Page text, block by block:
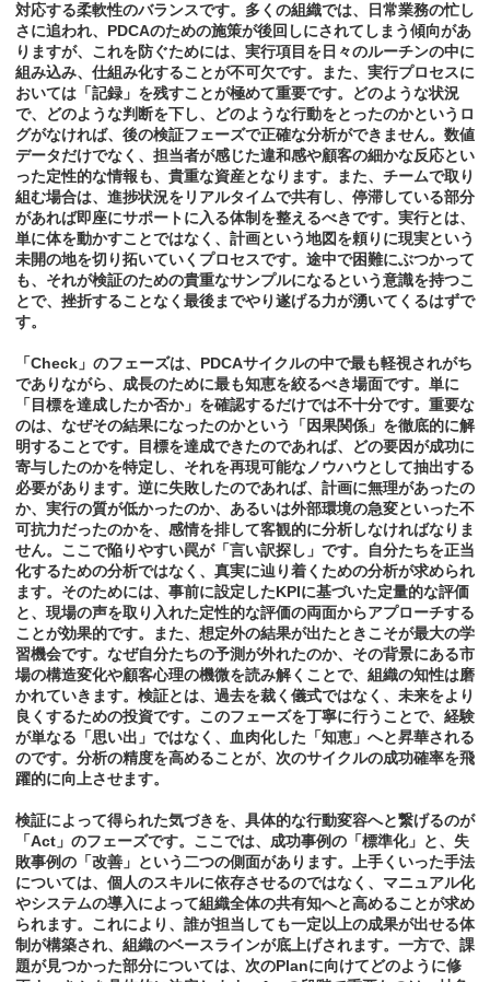
対応する柔軟性のバランスです。多くの組織では、日常業務の忙し
さに追われ、PDCAのための施策が後回しにされてしまう傾向があ
りますが、これを防ぐためには、実行項目を日々のルーチンの中に
組み込み、仕組み化することが不可欠です。また、実行プロセスに
おいては「記録」を残すことが極めて重要です。どのような状況
で、どのような判断を下し、どのような行動をとったのかというロ
グがなければ、後の検証フェーズで正確な分析ができません。数値
データだけでなく、担当者が感じた違和感や顧客の細かな反応とい
った定性的な情報も、貴重な資産となります。また、チームで取り
組む場合は、進捗状況をリアルタイムで共有し、停滞している部分
があれば即座にサポートに入る体制を整えるべきです。実行とは、
単に体を動かすことではなく、計画という地図を頼りに現実という
未開の地を切り拓いていくプロセスです。途中で困難にぶつかって
も、それが検証のための貴重なサンプルになるという意識を持つこ
とで、挫折することなく最後までやり遂げる力が湧いてくるはずで
す。
「Check」のフェーズは、PDCAサイクルの中で最も軽視されがち
でありながら、成長のために最も知恵を絞るべき場面です。単に
「目標を達成したか否か」を確認するだけでは不十分です。重要な
のは、なぜその結果になったのかという「因果関係」を徹底的に解
明することです。目標を達成できたのであれば、どの要因が成功に
寄与したのかを特定し、それを再現可能なノウハウとして抽出する
必要があります。逆に失敗したのであれば、計画に無理があったの
か、実行の質が低かったのか、あるいは外部環境の急変といった不
可抗力だったのかを、感情を排して客観的に分析しなければなりま
せん。ここで陥りやすい罠が「言い訳探し」です。自分たちを正当
化するための分析ではなく、真実に辿り着くための分析が求められ
ます。そのためには、事前に設定したKPIに基づいた定量的な評価
と、現場の声を取り入れた定性的な評価の両面からアプローチする
ことが効果的です。また、想定外の結果が出たときこそが最大の学
習機会です。なぜ自分たちの予測が外れたのか、その背景にある市
場の構造変化や顧客心理の機微を読み解くことで、組織の知性は磨
かれていきます。検証とは、過去を裁く儀式ではなく、未来をより
良くするための投資です。このフェーズを丁寧に行うことで、経験
が単なる「思い出」ではなく、血肉化した「知恵」へと昇華される
のです。分析の精度を高めることが、次のサイクルの成功確率を飛
躍的に向上させます。
検証によって得られた気づきを、具体的な行動変容へと繋げるのが
「Act」のフェーズです。ここでは、成功事例の「標準化」と、失
敗事例の「改善」という二つの側面があります。上手くいった手法
については、個人のスキルに依存させるのではなく、マニュアル化
やシステムの導入によって組織全体の共有知へと高めることが求め
られます。これにより、誰が担当しても一定以上の成果が出せる体
制が構築され、組織のベースラインが底上げされます。一方で、課
題が見つかった部分については、次のPlanに向けてどのように修